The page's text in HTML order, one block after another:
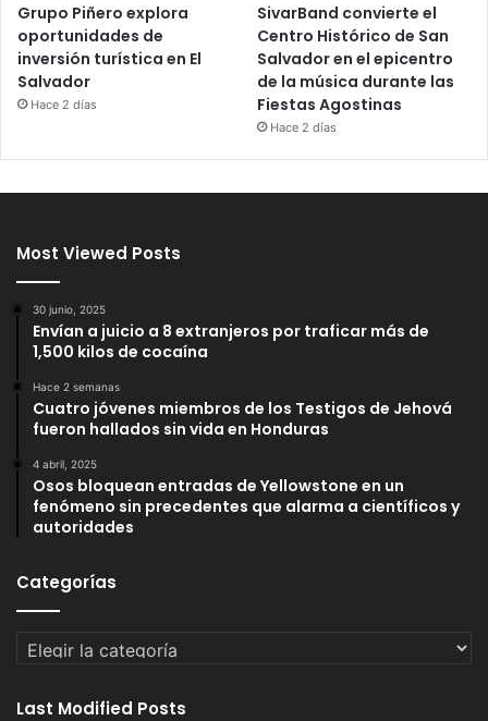
Grupo Piñero explora
oportunidades de
inversión turística en El
Salvador
Hace 2 días
SivarBand convierte el
Centro Histórico de San
Salvador en el epicentro
de la música durante las
Fiestas Agostinas
Hace 2 días
Most Viewed Posts
30 junio, 2025
Envían a juicio a 8 extranjeros por traficar más de
1,500 kilos de cocaína
Hace 2 semanas
Cuatro jóvenes miembros de los Testigos de Jehová
fueron hallados sin vida en Honduras
4 abril, 2025
Osos bloquean entradas de Yellowstone en un
fenómeno sin precedentes que alarma a científicos y
autoridades
Categorías
Categorías
Last Modified Posts